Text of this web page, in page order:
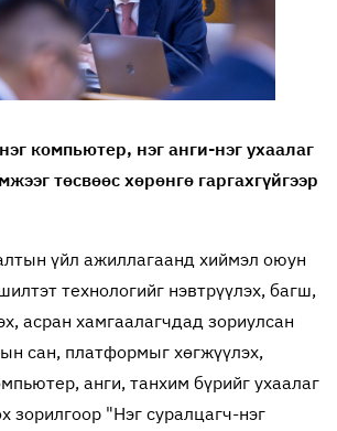
компьютер, нэг анги-нэг ухаалаг
төсвөөс хөрөнгө гаргахгүйгээр
үйл ажиллагаанд хиймэл оюун
технологийг нэвтрүүлэх, багш,
асран хамгаалагчдад зориулсан
сан, платформыг хөгжүүлэх,
анги, танхим бүрийг ухаалаг
зорилгоор "Нэг суралцагч-нэг